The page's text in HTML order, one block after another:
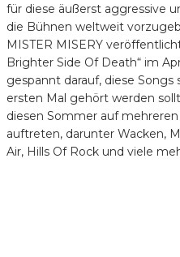
für diese äußerst aggressive
die Bühnen weltweit
MISTER MISERY
Brighter Side Of Death“ im
gespannt darauf, diese
ersten Mal gehört werden
diesen Sommer auf
auftreten, darunter Wacken,
Air, Hills Of Rock und viele